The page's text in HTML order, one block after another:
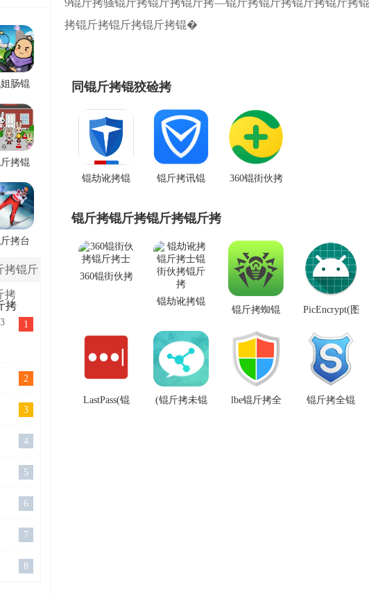
肠锟
讹拷锟
锟斤
斤拷
戏
拷锟
潜锟
★拷锟
路锟
锟较
拷台
拷冒
斤拷
斤拷卓
拷锟斤
拷
拷
1
2
3
4
5
6
7
8
9锟斤拷骚锟斤拷锟斤拷锟斤拷—锟斤拷锟斤拷锟斤拷锟斤拷
拷锟斤拷锟斤拷锟斤拷锟�
同锟斤拷锟狡硷拷
锟劫讹拷锟
拷士锟斤拷
2022
锟斤拷讯锟
硷拷app
360锟街伙拷
锟斤拷锟斤拷锟斤拷锟斤拷
360锟街伙拷
锟劫讹拷锟
伙拷锟斤拷
锟斤拷蜘锟
拷锟斤拷锟
斤拷锟窖革
拷锟窖帮拷
v2020锟斤拷
PicEncrypt(图
斤拷)v1.032
锟斤拷卓锟
斤拷
LastPass(锟
(锟斤拷未锟
lbe锟斤拷全
锟斤拷全锟